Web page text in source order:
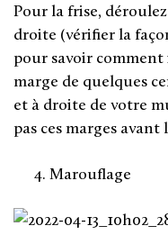
Pour la frise,
droite (vérifier la
pour savoir comment
marge de quelques
et à droite de votre
pas ces marges
Marouflage